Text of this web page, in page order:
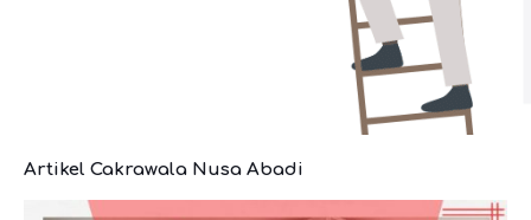
Artikel Cakrawala Nusa Abadi